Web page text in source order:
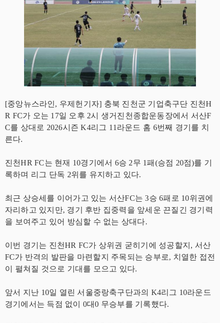
[중앙뉴스라인, 우제헌기자] 충북 진천군 기업축구단 진천H
R FC가 오는 17일 오후 2시 생거진천종합운동장에서 서산F
C를 상대로 2026시즌 K4리그 11라운드 홈 6번째 경기를 치
른다.
진천HR FC는 현재 10경기에서 6승 2무 1패(승점 20점)를 기
록하며 리그 단독 2위를 유지하고 있다.
최근 상승세를 이어가고 있는 서산FC는 3승 6패로 10위권에
자리하고 있지만, 경기 후반 집중력을 앞세운 끈질긴 경기력
을 보여주고 있어 방심할 수 없는 상대다.
이번 경기는 진천HR FC가 상위권 굳히기에 성공할지, 서산
FC가 반격의 발판을 마련할지 주목되는 승부로, 치열한 접전
이 펼쳐질 것으로 기대를 모으고 있다.
앞서 지난 10일 열린 서울중랑축구단과의 K4리그 10라운드
경기에서는 득점 없이 0대0 무승부를 기록했다.